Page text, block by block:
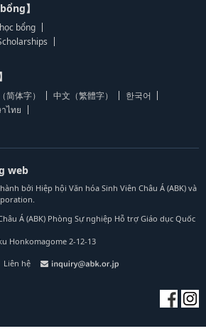
】
bổng
简体字） 中文（繁體字）
한국어
ไทย
web
bởi Hiệp hội Văn hóa Sinh Viên Châu Á (ABK) và
Á (ABK) Phòng Sự nghiệp Hỗ trợ Giáo dục Quốc
Honkomagome 2-12-13
Liên hệ